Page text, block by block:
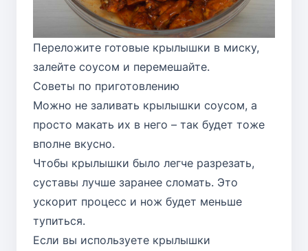
Переложите готовые крылышки в миску,
залейте соусом и перемешайте.
Советы по приготовлению
Можно не заливать крылышки соусом, а
просто макать их в него – так будет тоже
вполне вкусно.
Чтобы крылышки было легче разрезать,
суставы лучше заранее сломать. Это
ускорит процесс и нож будет меньше
тупиться.
Если вы используете крылышки